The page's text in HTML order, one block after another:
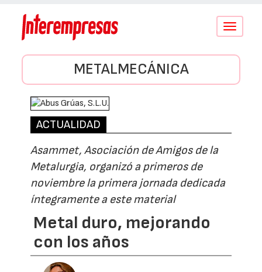
Conmutar
METALMECÁNICA
ACTUALIDAD
Asammet, Asociación de Amigos de la
Metalurgia, organizó a primeros de
noviembre la primera jornada dedicada
íntegramente a este material
Metal duro, mejorando
con los años